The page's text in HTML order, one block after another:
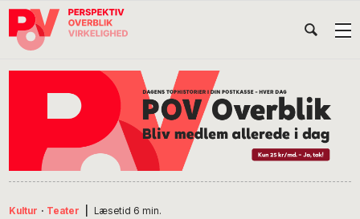
Gå
direkte
Skip
indhold
Gå
direkte
Kultur · Teater Læsetid 6 min.